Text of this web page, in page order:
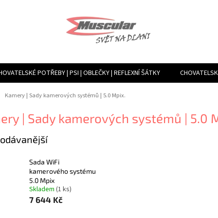
POTŘEBY | PSI | OBLEČKY | REFLEXNÍ ŠÁTKY
VLHKOSTI, VENTILACE, FILTRY | MLHOVAČE A ROSÍCÍ ZAŘÍZENÍ
Kamery | Sady kamerových systémů | 5.0 Mpix.
| Sady kamerových systémů | 5.0
Sada WiFi
kamerového systému
5.0 Mpix
Skladem (1 ks)
7 644 Kč